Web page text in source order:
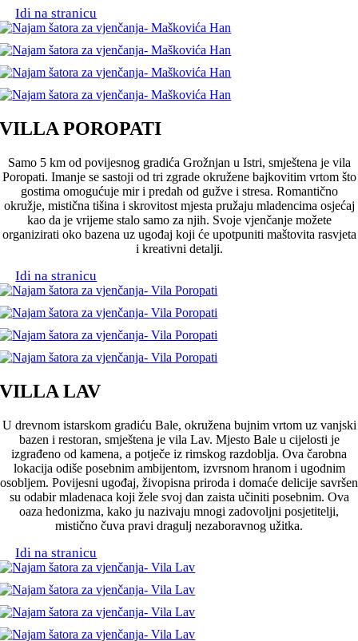
Idi na stranicu
VILLA POROPATI
Samo 5 km od povijesnog gradića Grožnjan u Istri, smještena je vila
Poropati. Imanje se sastoji od tri zgrade okružene bajkovitim vrtom što
gostima omogućuje mir i predah od gužve i stresa. Romantično
okružje, mistična tišina i skrovitost mjesta pružaju mladencima osjećaj
kao da je vrijeme stalo samo za njih. Svoje vjenčanje možete
organizirati oko bazena uz ugođaj koji će upotpuniti maštovita rasvjeta
i kreativni detalji.
Idi na stranicu
VILLA LAV
U drevnom istarskom gradiću Bale, okružena bujnim vrtom uz vanjski
bazen i restoran, smještena je vila Lav. Mjesto Bale u cijelosti je
izgrađeno od kamena, a potječe iz rimskog razdoblja. Ova čarobna
lokacija odiše posebnim ambijentom, izvrsnom hranom i ugodnim
osobljem. Povijesni ugođaj, živopisna priroda i domaće delicije savršen
su odabir mladenaca koji žele svoj dan zaista učiniti posebnim. Ova
oaza hedonizma, kako ju nazivaju mnogi zadovoljni posjetitelji,
mistično čuva pravi dragulj nezaboravnog užitka.
Idi na stranicu